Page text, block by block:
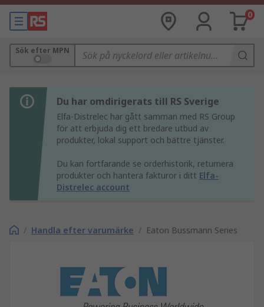
0
Sök efter MPN
Du har omdirigerats till RS Sverige
Elfa-Distrelec har gått samman med RS Group
för att erbjuda dig ett bredare utbud av
produkter, lokal support och bättre tjänster.
Du kan fortfarande se orderhistorik, returnera
produkter och hantera fakturor i ditt Elfa-
Distrelec account
/ Handla efter varumärke / Eaton Bussmann Series